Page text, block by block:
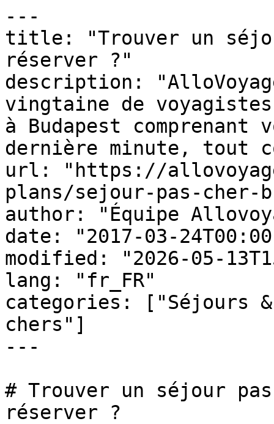
---
title: "Trouver un
réserver ?"
description:
vingtaine de
à Budapest
dernière minute, tout
url: "https://
plans/sejour-pas-cher-
author: "Équipe
date: "2017-03-
modified: "2026-05-
lang: "fr_FR"
categories: ["Séjours
chers"]
---
# Trouver un séjour
réserver ?